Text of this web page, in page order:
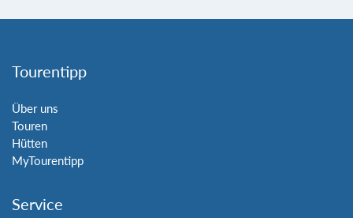
Tourentipp
Über uns
Touren
Hütten
MyTourentipp
Service